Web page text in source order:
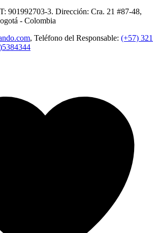
901992703-3. Dirección: Cra. 21 #87-48,
- Colombia
, Teléfono del Responsable: (+57) 321